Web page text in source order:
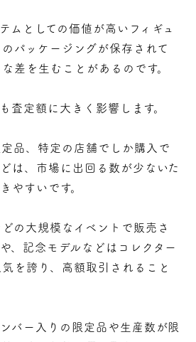
ムとしての価値が高いフィギュ
パッケージングが保存されて
差を生むことがあるのです。
査定額に大きく影響します。
品、特定の店舗でしか購入で
は、市場に出回る数が少ないた
やすいです。
の大規模なイベントで販売さ
、記念モデルなどはコレクター
を誇り、高額取引されること
バー入りの限定品や生産数が限